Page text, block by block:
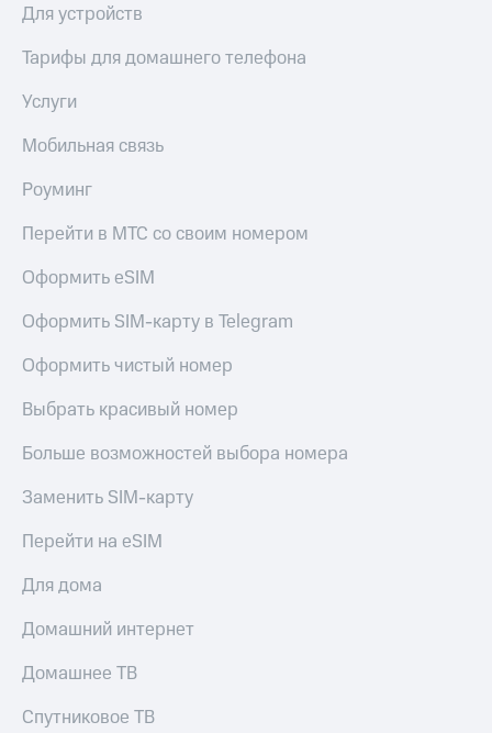
Для устройств
Тарифы для домашнего телефона
Услуги
Мобильная связь
Роуминг
Перейти в МТС со своим номером
Оформить eSIM
Оформить SIM-карту в Telegram
Оформить чистый номер
Выбрать красивый номер
Больше возможностей выбора номера
Заменить SIM-карту
Перейти на eSIM
Для дома
Домашний интернет
Домашнее ТВ
Спутниковое ТВ